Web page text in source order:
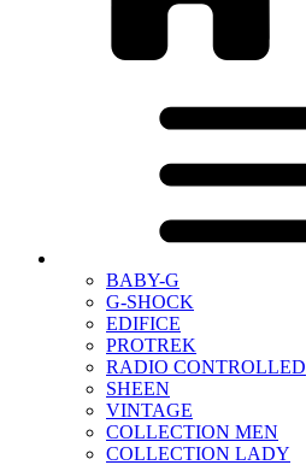
BABY-G
G-SHOCK
EDIFICE
PROTREK
RADIO CONTROLLED
SHEEN
VINTAGE
COLLECTION MEN
COLLECTION LADY